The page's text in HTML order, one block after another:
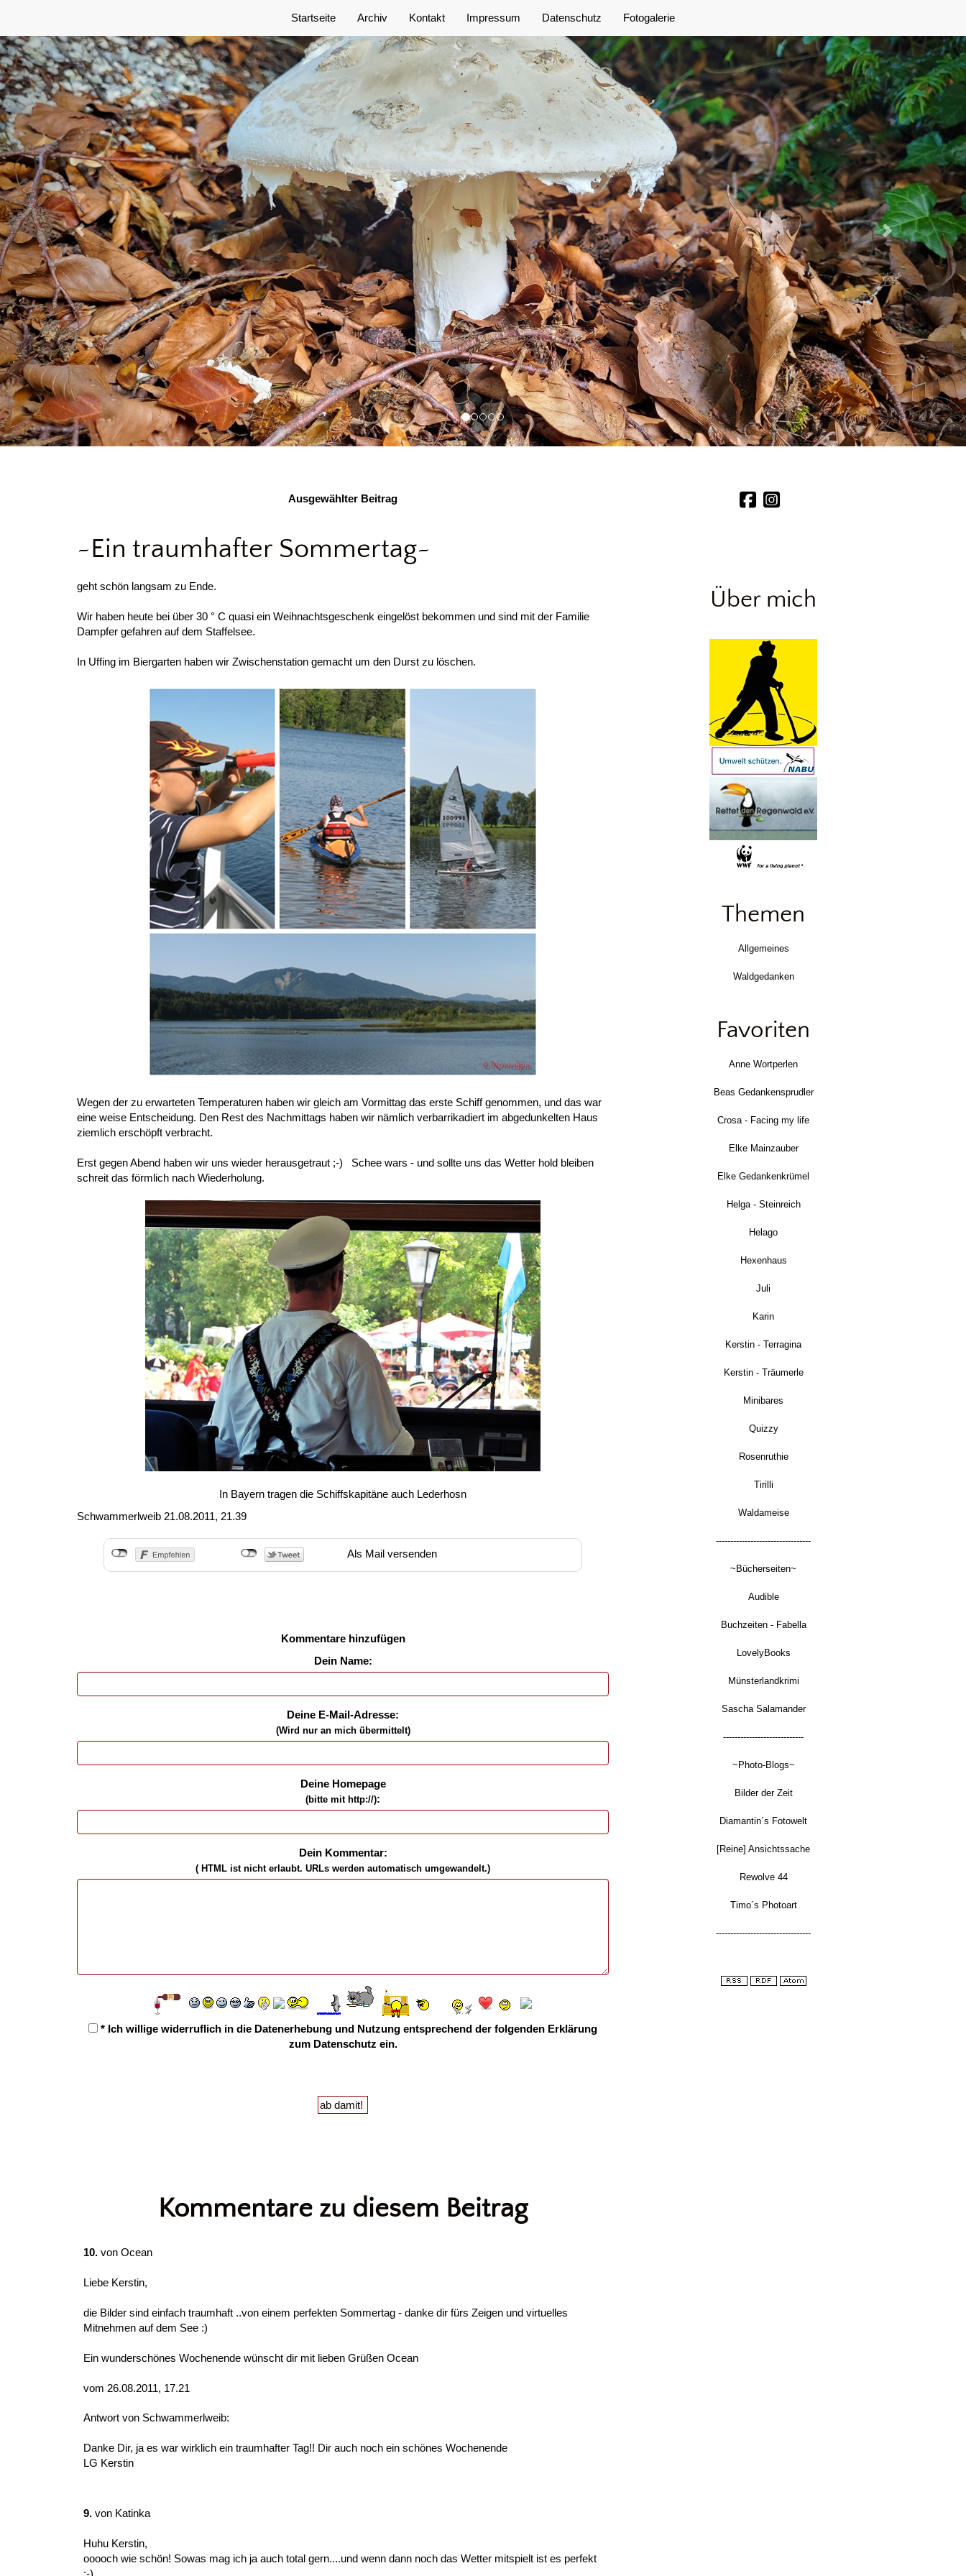
Startseite Archiv Kontakt Impressum Datenschutz Fotogalerie
Ausgewählter Beitrag
~Ein traumhafter Sommertag~
geht schön langsam zu Ende.
Wir haben heute bei über 30 ° C quasi ein Weihnachtsgeschenk eingelöst bekommen und sind mit der Familie
Dampfer gefahren auf dem Staffelsee.
In Uffing im Biergarten haben wir Zwischenstation gemacht um den Durst zu löschen.
Wegen der zu erwarteten Temperaturen haben wir gleich am Vormittag das erste Schiff genommen, und das war
eine weise Entscheidung. Den Rest des Nachmittags haben wir nämlich verbarrikadiert im abgedunkelten Haus
ziemlich erschöpft verbracht.
Erst gegen Abend haben wir uns wieder herausgetraut ;-) Schee wars - und sollte uns das Wetter hold bleiben
schreit das förmlich nach Wiederholung.
In Bayern tragen die Schiffskapitäne auch Lederhosn
Schwammerlweib 21.08.2011, 21.39
Als Mail versenden
Kommentare hinzufügen
Dein Name:
Deine E-Mail-Adresse:
(Wird nur an mich übermittelt)
Deine Homepage
(bitte mit http://):
Dein Kommentar:
( HTML ist nichterlaubt. URLs werden automatisch umgewandelt.)
* Ich willige widerruflich in die Datenerhebung und Nutzung entsprechend der folgenden Erklärung
zum Datenschutz ein.
Kommentare zu diesem Beitrag
10. von Ocean
Liebe Kerstin,
die Bilder sind einfach traumhaft ..von einem perfekten Sommertag - danke dir fürs Zeigen und virtuelles
Mitnehmen auf dem See :)
Ein wunderschönes Wochenende wünscht dir mit lieben Grüßen Ocean
vom 26.08.2011, 17.21
Antwort von Schwammerlweib:
Danke Dir, ja es war wirklich ein traumhafter Tag!! Dir auch noch ein schönes Wochenende
LG Kerstin
9. von Katinka
Huhu Kerstin,
ooooch wie schön! Sowas mag ich ja auch total gern....und wenn dann noch das Wetter mitspielt ist es perfekt
:-)
Über mich
Themen
Allgemeines
Waldgedanken
Favoriten
Anne Wortperlen
Beas Gedankensprudler
Crosa - Facing my life
Elke Mainzauber
Elke Gedankenkrümel
Helga - Steinreich
Helago
Hexenhaus
Juli
Karin
Kerstin - Terragina
Kerstin - Träumerle
Minibares
Quizzy
Rosenruthie
Tirilli
Waldameise
---------------------------------
~Bücherseiten~
Audible
Buchzeiten - Fabella
LovelyBooks
Münsterlandkrimi
Sascha Salamander
----------------------------
~Photo-Blogs~
Bilder der Zeit
Diamantin´s Fotowelt
[Reine] Ansichtssache
Rewolve 44
Timo´s Photoart
---------------------------------